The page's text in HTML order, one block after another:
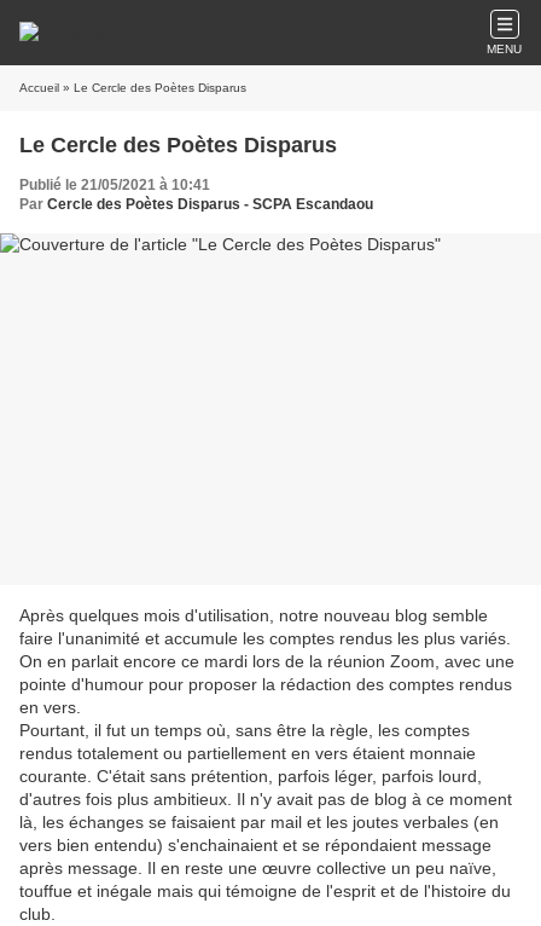
MENU
Accueil » Le Cercle des Poètes Disparus
Le Cercle des Poètes Disparus
Publié le 21/05/2021 à 10:41
Par Cercle des Poètes Disparus - SCPA Escandaou
Après quelques mois d'utilisation, notre nouveau blog semble
faire l'unanimité et accumule les comptes rendus les plus variés.
On en parlait encore ce mardi lors de la réunion Zoom, avec une
pointe d'humour pour proposer la rédaction des comptes rendus
en vers.
Pourtant, il fut un temps où, sans être la règle, les comptes
rendus totalement ou partiellement en vers étaient monnaie
courante. C'était sans prétention, parfois léger, parfois lourd,
d'autres fois plus ambitieux. Il n'y avait pas de blog à ce moment
là, les échanges se faisaient par mail et les joutes verbales (en
vers bien entendu) s'enchainaient et se répondaient message
après message. Il en reste une œuvre collective un peu naïve,
touffue et inégale mais qui témoigne de l'esprit et de l'histoire du
club.